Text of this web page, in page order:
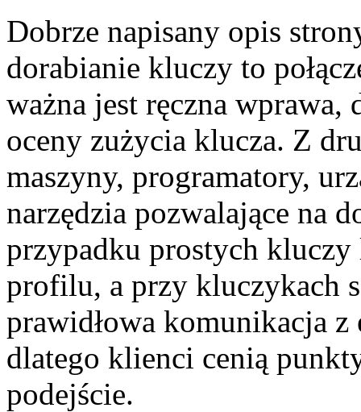
Dobrze napisany opis
dorabianie kluczy to
ważna jest ręczna
oceny zużycia klucza. Z
maszyny, programatory,
narzędzia pozwalające na
przypadku prostych
profilu, a przy kluczykach
prawidłowa komunikacja
dlatego klienci cenią
podejście.